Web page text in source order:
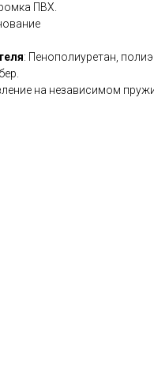
ПВХ.
: Пенополиуретан,
на независимом